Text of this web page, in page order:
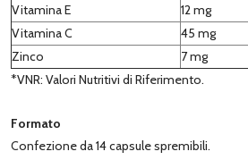
Vitamina E
12 mg
Vitamina C
45 mg
Zinco
7 mg
*VNR: Valori Nutritivi di Riferimento.
Formato
Confezione da 14 capsule spremibili.